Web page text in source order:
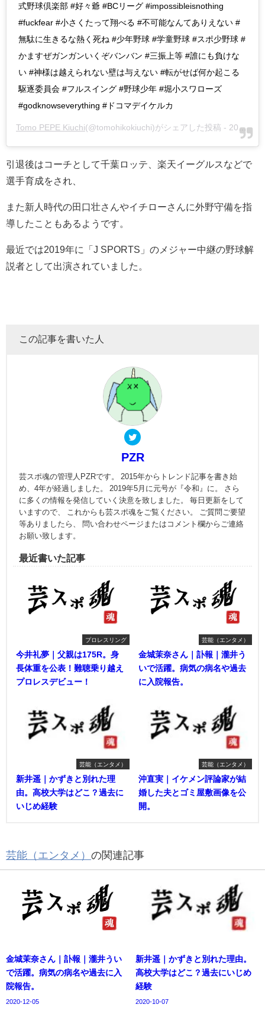
式野球倶楽部 #好々爺 #BCリーグ #impossibleisnothing
#fuckfear #小さくたって翔べる #不可能なんてありえない #
無駄に生きるな熱く死ね #少年野球 #学童野球 #スポ少野球 #
かますぜガンガンいくぞバンバン #三振上等 #誰にも負けな
い #神様は越えられない壁は与えない #転がせば何か起こる
駆逐委員会 #フルスイング #野球少年 #堀小スワローズ
#godknowseverything #ドコマデイケルカ
Tomo PEPE Kiuchi(@tomohikokiuchi)がシェアした投稿 - 2019年 3月月10日午前3時14分PDT
引退後はコーチとして千葉ロッテ、楽天イーグルスなどで
選手育成をされ、
また新人時代の田口壮さんやイチローさんに外野守備を指
導したこともあるようです。
最近では2019年に「J SPORTS」のメジャー中継の野球解
説者として出演されていました。
この記事を書いた人
PZR
芸スポ魂の管理人PZRです。 2015年からトレンド記事を書き始
め、4年が経過しました。 2019年5月に元号が『令和』に。 さら
に多くの情報を発信していく決意を致しました。 毎日更新をして
いますので、 これからも芸スポ魂をご覧ください。 ご質問ご要望
等ありましたら、 問い合わせページまたはコメント欄からご連絡
お願い致します。
最近書いた記事
プロレスリング
今井礼夢｜父親は175R。身
長体重を公表！難聴乗り越え
プロレスデビュー！
芸能（エンタメ）
金城茉奈さん｜訃報｜瀧井う
いで活躍。病気の病名や過去
に入院報告。
芸能（エンタメ）
新井遥｜かずきと別れた理
由。高校大学はどこ？過去に
いじめ経験
芸能（エンタメ）
沖直実｜イケメン評論家が結
婚した夫とゴミ屋敷画像を公
開。
芸能（エンタメ） の関連記事
金城茉奈さん｜訃報｜瀧井うい
で活躍。病気の病名や過去に入
院報告。
2020-12-05
新井遥｜かずきと別れた理由。
高校大学はどこ？過去にいじめ
経験
2020-10-07